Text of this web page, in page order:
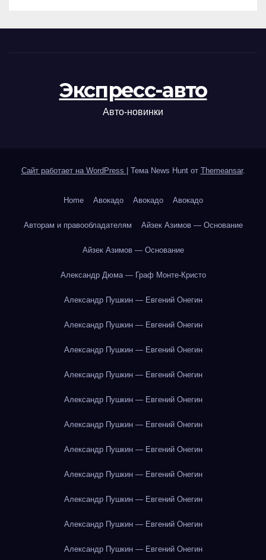
Экспресс-авто
Авто-новинки
Сайт работает на WordPress | Тема News Hunt от Themeansar.
Home Авокадо Авокадо Авокадо
Авторам и правообладателям Айзек Азимов — Основание
Айзек Азимов — Основание
Александр Дюма — Граф Монте-Кристо
Александр Пушкин — Евгений Онегин
Александр Пушкин — Евгений Онегин
Александр Пушкин — Евгений Онегин
Александр Пушкин — Евгений Онегин
Александр Пушкин — Евгений Онегин
Александр Пушкин — Евгений Онегин
Александр Пушкин — Евгений Онегин
Александр Пушкин — Евгений Онегин
Александр Пушкин — Евгений Онегин
Александр Пушкин — Евгений Онегин
Александр Пушкин — Евгений Онегин